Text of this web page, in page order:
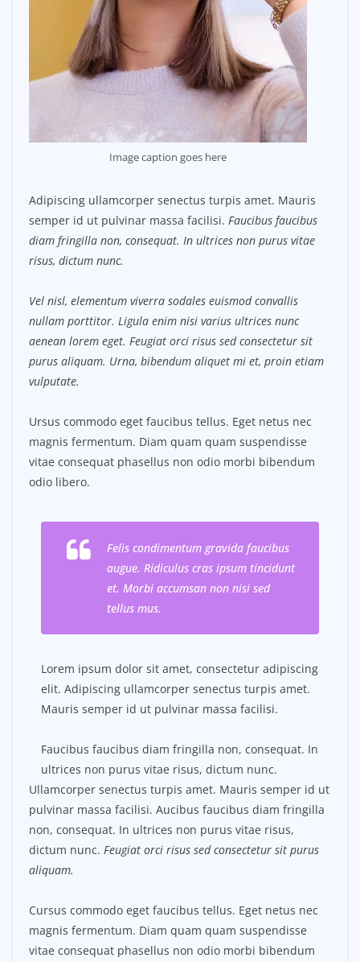
Image caption goes here
Adipiscing ullamcorper senectus turpis amet. Mauris
semper id ut pulvinar massa facilisi. Faucibus faucibus
diam fringilla non, consequat. In ultrices non purus vitae
risus, dictum nunc.
Vel nisl, elementum viverra sodales euismod convallis
nullam porttitor. Ligula enim nisi varius ultrices nunc
aenean lorem eget. Feugiat orci risus sed consectetur sit
purus aliquam. Urna, bibendum aliquet mi et, proin etiam
vulputate.
Ursus commodo eget faucibus tellus. Eget netus nec
magnis fermentum. Diam quam quam suspendisse
vitae consequat phasellus non odio morbi bibendum
odio libero.
Felis condimentum gravida faucibus
augue. Ridiculus cras ipsum tincidunt
et. Morbi accumsan non nisi sed
tellus mus.
Lorem ipsum dolor sit amet, consectetur adipiscing
elit. Adipiscing ullamcorper senectus turpis amet.
Mauris semper id ut pulvinar massa facilisi.
Faucibus faucibus diam fringilla non, consequat. In
ultrices non purus vitae risus, dictum nunc.
Ullamcorper senectus turpis amet. Mauris semper id ut
pulvinar massa facilisi. Aucibus faucibus diam fringilla
non, consequat. In ultrices non purus vitae risus,
dictum nunc. Feugiat orci risus sed consectetur sit purus
aliquam.
Cursus commodo eget faucibus tellus. Eget netus nec
magnis fermentum. Diam quam quam suspendisse
vitae consequat phasellus non odio morbi bibendum